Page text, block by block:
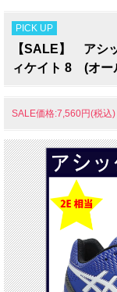
PICK UP
【SALE】 アシ
ィケイト 8 (オ
SALE価格:7,560円(税込)